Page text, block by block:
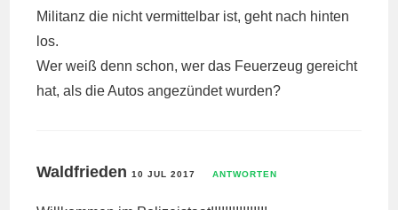
Militanz die nicht vermittelbar ist, geht nach hinten
los.
Wer weiß denn schon, wer das Feuerzeug gereicht
hat, als die Autos angezündet wurden?
Waldfrieden10 JUL 2017 ANTWORTEN